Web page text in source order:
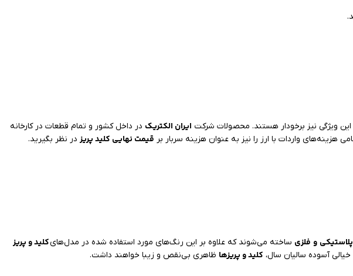
این ویژگی نیز برخودار هستند. محصولات شرکت ایران الکتریک در داخل کشور و تمام قطعات در کارخانه
هزینه‌های واردات با ارز را نیز به عنوان هزینه سربار بر قیمت نهایی کلید پریز در نظر بگیرید.
و فلزی ساخته می‌شوند که علاوه بر این رنگ‌های مورد استفاده شده در مدل‌هایکلید و پریز
آسوده سالیان سال، کلید و پریزها ظاهری بی‌نقص و زیبا خواهند داشت.